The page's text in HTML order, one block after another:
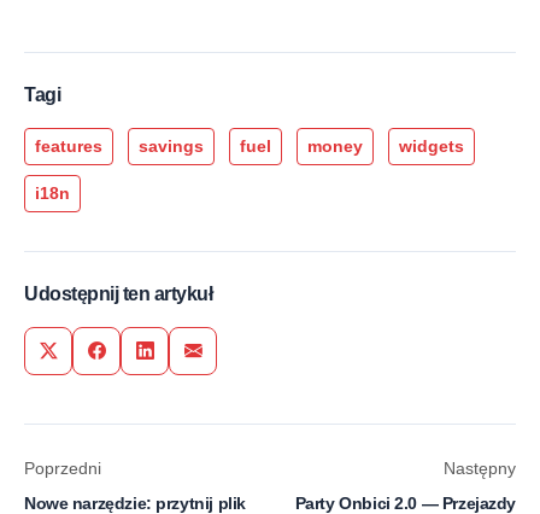
Tagi
features savings fuel money widgets
i18n
Udostępnij ten artykuł
Share on Twitter
Share on Facebook
Share on LinkedIn
Share via Email
Poprzedni
Nowe narzędzie: przytnij plik
Następny
Party Onbici 2.0 — Przejazdy